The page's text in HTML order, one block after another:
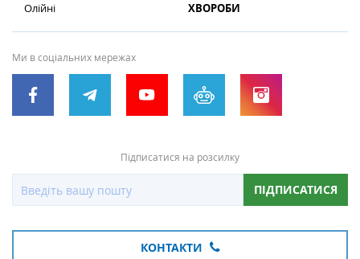
Олійні
ХВОРОБИ
Ми в соціальних мережах
Підписатися на розсилку
ПІДПИСАТИСЯ
КОНТАКТИ